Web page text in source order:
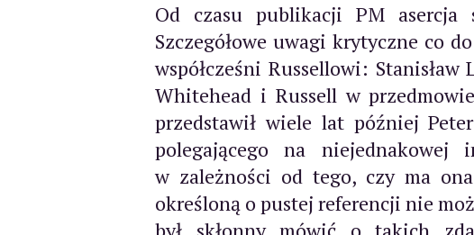
Od czasu publikacji PM asercja
Szczegółowe uwagi krytyczne co
współcześni Russellowi:
Whitehead i Russell w
przedstawił wiele lat później
polegającego na niejednakowej
w zależności od tego, czy ma
określoną o pustej referencji nie